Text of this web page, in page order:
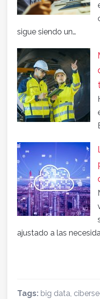
sigue siendo un…
ajustado a las
Tags: big data,